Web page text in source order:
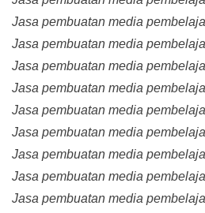
Jasa pembuatan media
Jasa pembuatan media
Jasa pembuatan media
Jasa pembuatan media
Jasa pembuatan media
Jasa pembuatan media
Jasa pembuatan media
Jasa pembuatan media
Jasa pembuatan media